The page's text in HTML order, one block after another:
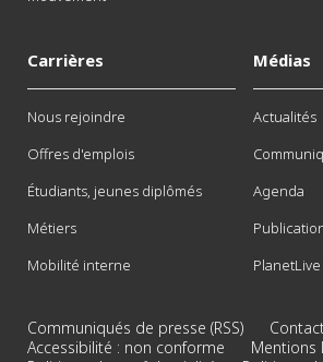
Carrières
Nous rejoindre
Offres d'emplois
Étudiants, jeunes diplômés
Métiers
Mobilité interne
Médias
Actualités
Agenda
PlanetLive
Communiqués de presse (RSS)
Accessibilité : non conforme
Mentions